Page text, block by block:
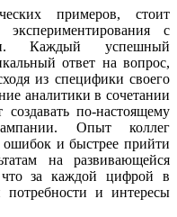
примеров, стоит
экспериментирования с
Каждый успешный
ответ на вопрос,
из специфики своего
аналитики в сочетании
по-настоящему
Опыт коллег
ошибок и быстрее прийти
на развивающейся
за каждой цифрой в
потребности и интересы